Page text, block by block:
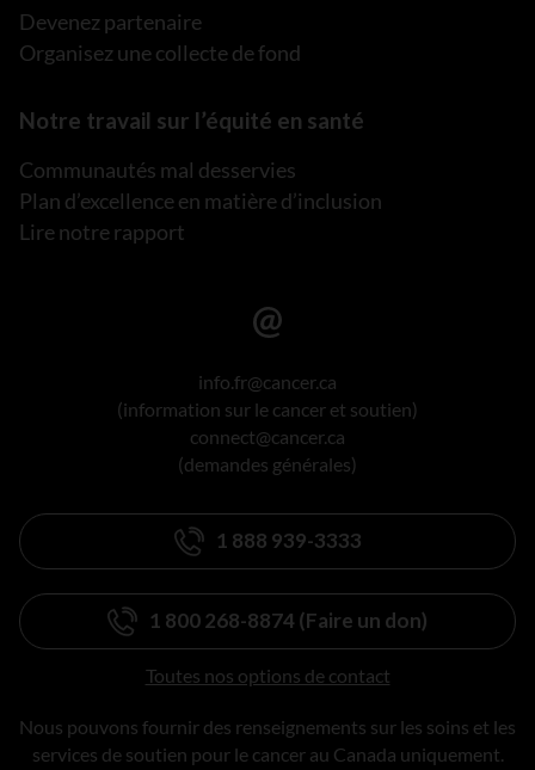
Devenez partenaire
Organisez une collecte de fond
Notre travail sur l’équité en santé
Communautés mal desservies
Plan d’excellence en matière d’inclusion
Lire notre rapport
info.fr@cancer.ca
(information sur le cancer et soutien)
connect@cancer.ca
(demandes générales)
1 888 939-3333
1 800 268-8874 (Faire un don)
Toutes nos options de contact
Nous pouvons fournir des renseignements sur les soins et les
services de soutien pour le cancer au Canada uniquement.